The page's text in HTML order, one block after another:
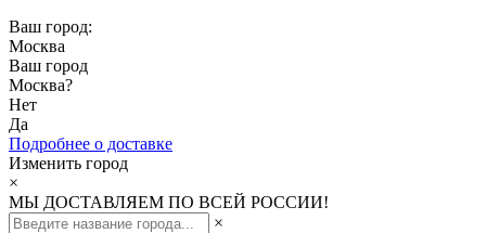
Ваш город:
Москва
Ваш город
Москва?
Нет
Да
Подробнее о доставке
Изменить город
×
МЫ ДОСТАВЛЯЕМ ПО ВСЕЙ РОССИИ!
×